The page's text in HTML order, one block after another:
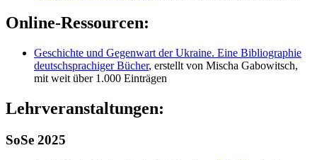
Online-Ressourcen:
Geschichte und Gegenwart der Ukraine. Eine Bibliographie
deutschsprachiger Bücher, erstellt von Mischa Gabowitsch,
mit weit über 1.000 Einträgen
Lehrveranstaltungen:
SoSe 2025